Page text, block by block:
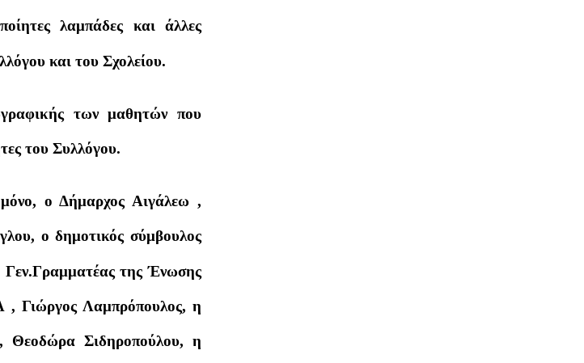
λαμπάδες και άλλες
και του Σχολείου.
των μαθητών που
του Συλλόγου.
ο Δήμαρχος Αιγάλεω ,
ο δημοτικός σύμβουλος
της Ένωσης
, Γιώργος Λαμπρόπουλος, η
Θεοδώρα Σιδηροπούλου, η